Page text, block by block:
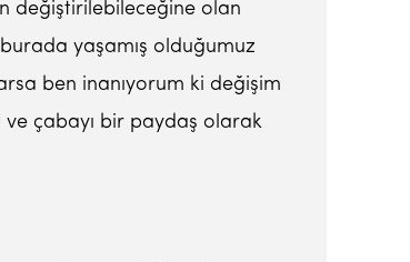
değiştirilebileceğine olan
yaşamış olduğumuz
ben inanıyorum ki değişim
ve çabayı bir paydaş olarak